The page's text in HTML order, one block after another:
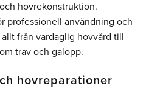
hovrekonstruktion.
professionell användning och
från vardaglig hovvård till
trav och galopp.
hovreparationer